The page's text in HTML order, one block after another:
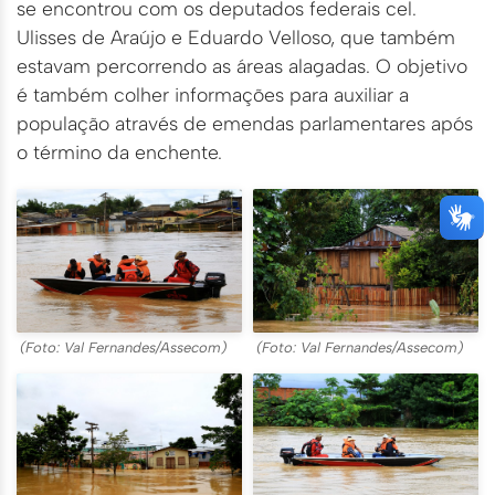
se encontrou com os deputados federais cel.
Ulisses de Araújo e Eduardo Velloso, que também
estavam percorrendo as áreas alagadas. O objetivo
é também colher informações para auxiliar a
população através de emendas parlamentares após
o término da enchente.
(Foto: Val Fernandes/Assecom) (Foto: Val Fernandes/Assecom)